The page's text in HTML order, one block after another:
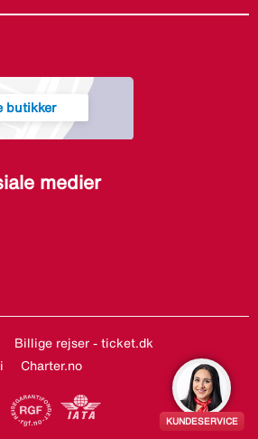
butikker
medier
Billige rejser - ticket.dk
Charter.no
KUNDESERVICE